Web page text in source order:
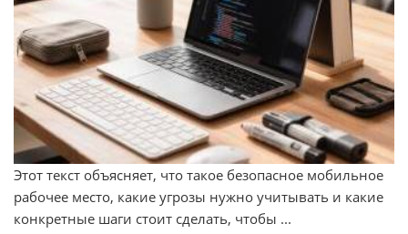
Этот текст объясняет, что такое безопасное мобильное
рабочее место, какие угрозы нужно учитывать и какие
конкретные шаги стоит сделать, чтобы ...